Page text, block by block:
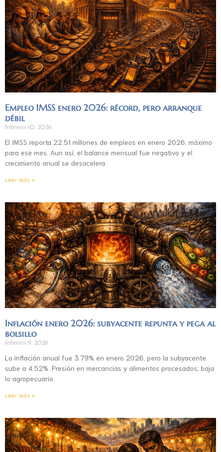
Empleo IMSS enero 2026: récord, pero arranque
débil
febrero 10, 2026
El IMSS reporta 22.51 millones de empleos en enero 2026, máximo
para ese mes. Aun así, el balance mensual fue negativo y el
crecimiento anual se desacelera.
Leer más »
Inflación enero 2026: subyacente repunta y pega al
bolsillo
febrero 9, 2026
La inflación anual fue 3.79% en enero 2026, pero la subyacente
sube a 4.52%. Presión en mercancías y alimentos procesados; baja
lo agropecuario.
Leer más »